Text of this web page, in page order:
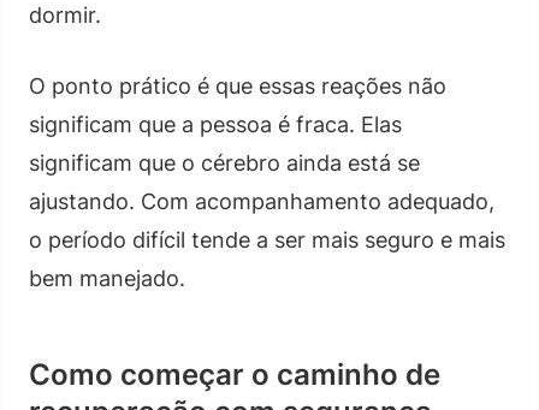
dormir.
O ponto prático é que essas reações não
significam que a pessoa é fraca. Elas
significam que o cérebro ainda está se
ajustando. Com acompanhamento adequado,
o período difícil tende a ser mais seguro e mais
bem manejado.
Como começar o caminho de